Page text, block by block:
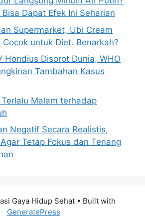
Dapat Efek Ini Seharian
Supermarket, Ubi Cream
untuk Diet. Benarkah?
Hondius Disorot Dunia, WHO
Tambahan Kasus
Malam terhadap
Negatif Secara Realistis,
Tetap Fokus dan Tenang
Gaya Hidup Sehat • Built with
GeneratePress